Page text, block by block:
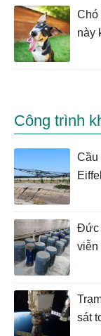
Chó
này
Công trình
Cầu
Đức
viễn
sát